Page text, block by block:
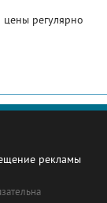
регулярно
рекламы